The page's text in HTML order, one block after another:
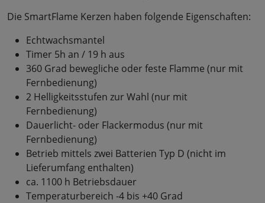
Die SmartFlame Kerzen haben folgende Eigenschaften:
Echtwachsmantel
Timer 5h an / 19 h aus
360 Grad bewegliche oder feste Flamme (nur mit
Fernbedienung)
2 Helligkeitsstufen zur Wahl (nur mit
Fernbedienung)
Dauerlicht- oder Flackermodus (nur mit
Fernbedienung)
Betrieb mittels zwei Batterien Typ D (nicht im
Lieferumfang enthalten)
ca. 1100 h Betriebsdauer
Temperaturbereich -4 bis +40 Grad